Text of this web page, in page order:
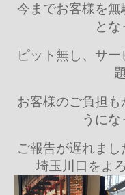
今までお客様を無
とな
ピット無し、サ
お客様のご負担
うにな
ご報告が遅れま
埼玉川口をよ